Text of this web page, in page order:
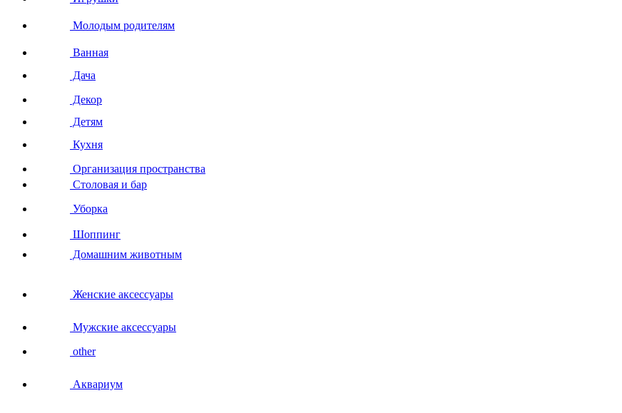
Молодым родителям
Ванная
Дача
Декор
Детям
Кухня
Организация пространства
Столовая и бар
Уборка
Шоппинг
Домашним животным
Женские аксессуары
Мужские аксессуары
other
Аквариум